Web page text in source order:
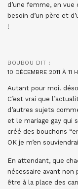
d’une femme, en
besoin d’un père et
!
BOUBOU DIT :
10 DÉCEMBRE 2011 À 11
Autant pour moi!
C’est vrai que
d’autres sujets
et le mariage gay qui
créé des bouchons
OK je m’en
En attendant, que
nécessaire avant non
être à la place des